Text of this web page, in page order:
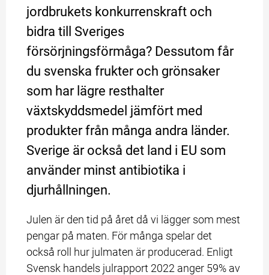
jordbrukets konkurrenskraft och
bidra till Sveriges
försörjningsförmåga? Dessutom får
du svenska frukter och grönsaker
som har lägre resthalter
växtskyddsmedel jämfört med
produkter från många andra länder.
Sverige är också det land i EU som
använder minst antibiotika i
djurhållningen.
Julen är den tid på året då vi lägger som mest
pengar på maten. För många spelar det
också roll hur julmaten är producerad. Enligt
Svensk handels julrapport 2022 anger 59% av